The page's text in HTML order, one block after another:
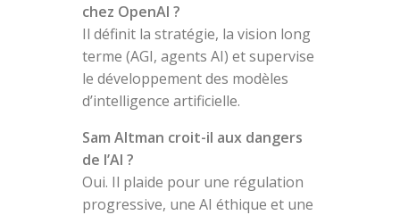
chez OpenAI ?
Il définit la stratégie, la vision long
terme (AGI, agents AI) et supervise
le développement des modèles
d’intelligence artificielle.
Sam Altman croit-il aux dangers
de l’AI ?
Oui. Il plaide pour une régulation
progressive, une AI éthique et une